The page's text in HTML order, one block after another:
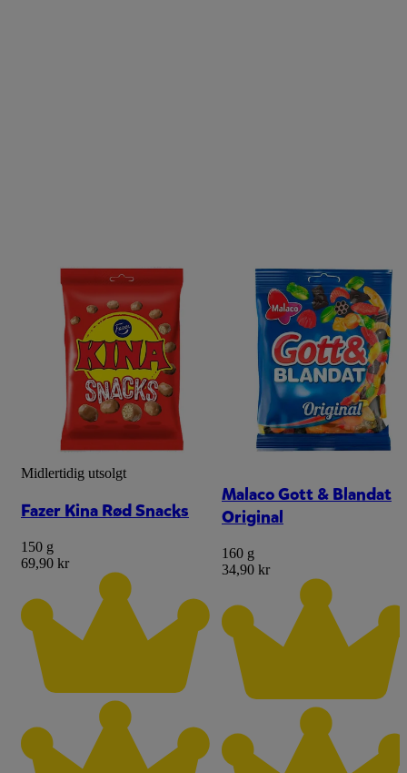
Midlertidig utsolgt
Fazer Kina Rød Snacks
150 g
69,90 kr
Malaco Gott & Blandat
Original
160 g
34,90 kr